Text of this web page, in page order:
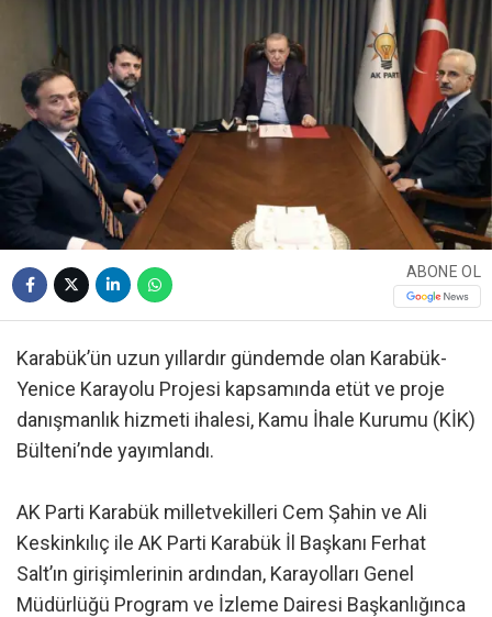
ABONE OL
Karabük’ün uzun yıllardır gündemde olan Karabük-
Yenice Karayolu Projesi kapsamında etüt ve proje
danışmanlık hizmeti ihalesi, Kamu İhale Kurumu (KİK)
Bülteni’nde yayımlandı.
AK Parti Karabük milletvekilleri Cem Şahin ve Ali
Keskinkılıç ile AK Parti Karabük İl Başkanı Ferhat
Salt’ın girişimlerinin ardından, Karayolları Genel
Müdürlüğü Program ve İzleme Dairesi Başkanlığınca